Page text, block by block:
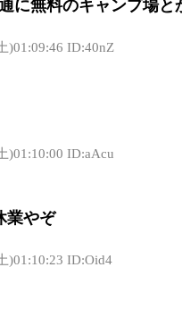
に無料のキャンプ場と
)01:09:46 ID:40nZ
)01:10:00 ID:aAcu
業やぞ
)01:10:23 ID:Oid4